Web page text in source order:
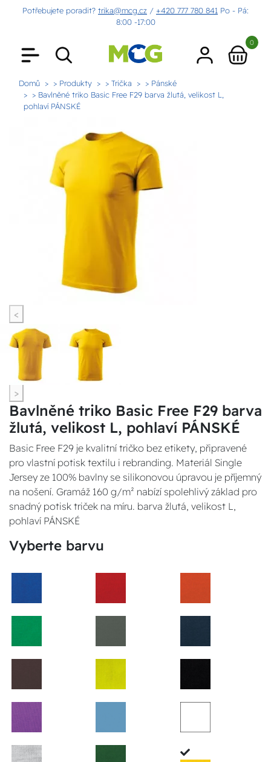
Potřebujete poradit? trika@mcg.cz / +420 777 780 841 Po - Pá:
8:00 -17:00
0
Domů > Produkty > Trička
> Pánské
> Bavlněné triko Basic Free F29 barva žlutá, velikost L,
pohlaví PÁNSKÉ
<
>
Bavlněné triko Basic Free F29 barva
žlutá, velikost L, pohlaví PÁNSKÉ
Basic Free F29 je kvalitní tričko bez etikety, připravené
pro vlastní potisk textilu i rebranding. Materiál Single
Jersey ze 100% bavlny se silikonovou úpravou je příjemný
na nošení. Gramáž 160 g/m² nabízí spolehlivý základ pro
snadný potisk triček na míru. barva žlutá, velikost L,
pohlaví PÁNSKÉ
Vyberte barvu